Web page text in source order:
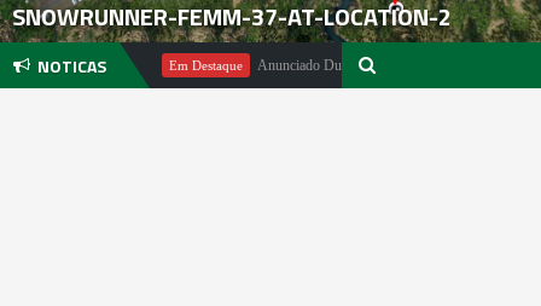
SNOWRUNNER-FEMM-37-AT-LOCATION-2
NOTICAS
Pachter Em Destaque Anunciado DualSense The Last of Us Limited Edition